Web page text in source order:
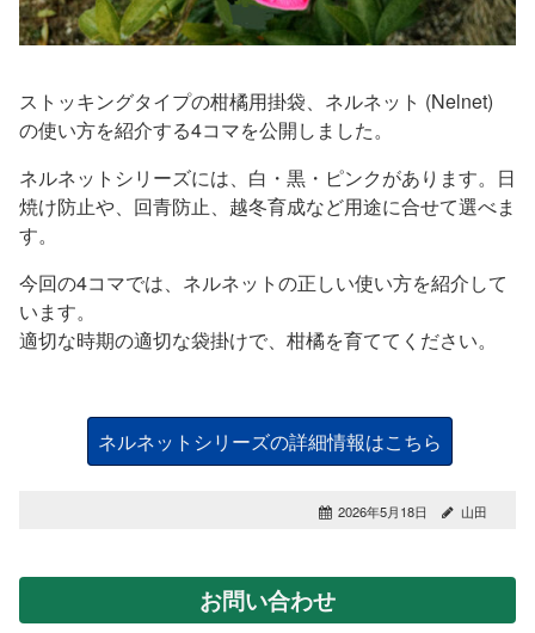
ストッキングタイプの柑橘用掛袋、ネルネット (Nelnet)
の使い方を紹介する4コマを公開しました。
ネルネットシリーズには、白・黒・ピンクがあります。日
焼け防止や、回青防止、越冬育成など用途に合せて選べま
す。
今回の4コマでは、ネルネットの正しい使い方を紹介して
います。
適切な時期の適切な袋掛けで、柑橘を育ててください。
ネルネットシリーズの詳細情報はこちら
2026年5月18日 山田
お問い合わせ